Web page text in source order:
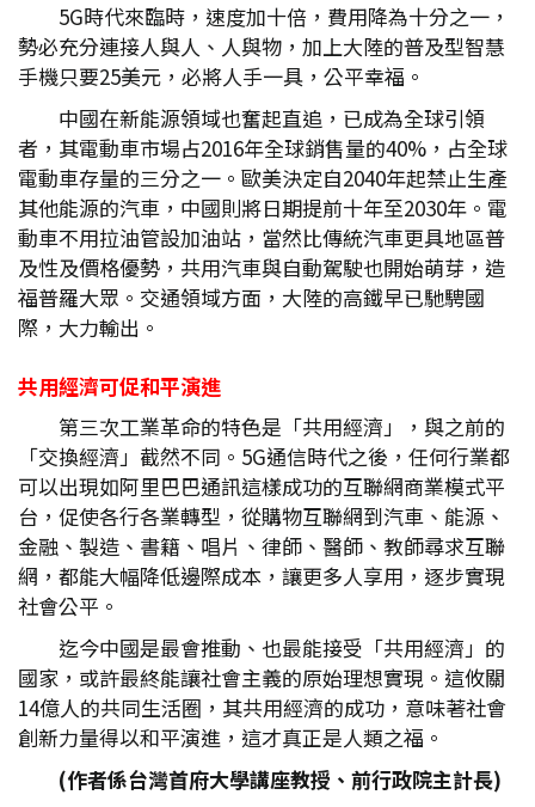
5G時代來臨時，速度加十倍，費用降為十分之一，
勢必充分連接人與人、人與物，加上大陸的普及型智慧
手機只要25美元，必將人手一具，公平幸福。
中國在新能源領域也奮起直追，已成為全球引領
者，其電動車市場占2016年全球銷售量的40%，占全球
電動車存量的三分之一。歐美決定自2040年起禁止生產
其他能源的汽車，中國則將日期提前十年至2030年。電
動車不用拉油管設加油站，當然比傳統汽車更具地區普
及性及價格優勢，共用汽車與自動駕駛也開始萌芽，造
福普羅大眾。交通領域方面，大陸的高鐵早已馳騁國
際，大力輸出。
共用經濟可促和平演進
第三次工業革命的特色是「共用經濟」，與之前的
「交換經濟」截然不同。5G通信時代之後，任何行業都
可以出現如阿里巴巴通訊這樣成功的互聯網商業模式平
台，促使各行各業轉型，從購物互聯網到汽車、能源、
金融、製造、書籍、唱片、律師、醫師、教師尋求互聯
網，都能大幅降低邊際成本，讓更多人享用，逐步實現
社會公平。
迄今中國是最會推動、也最能接受「共用經濟」的
國家，或許最終能讓社會主義的原始理想實現。這攸關
14億人的共同生活圈，其共用經濟的成功，意味著社會
創新力量得以和平演進，這才真正是人類之福。
(作者係台灣首府大學講座教授、前行政院主計長)